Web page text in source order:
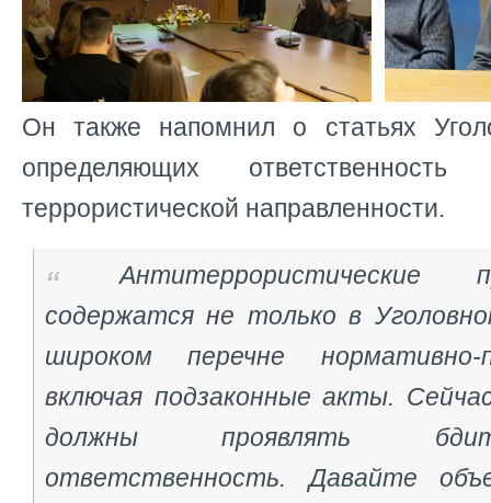
Он также напомнил о статьях
определяющих
террористической направленности.
Антитеррористические
содержатся не только в
широком перечне нормативно-
включая подзаконные акты.
должны проявлять
ответственность. Давайте